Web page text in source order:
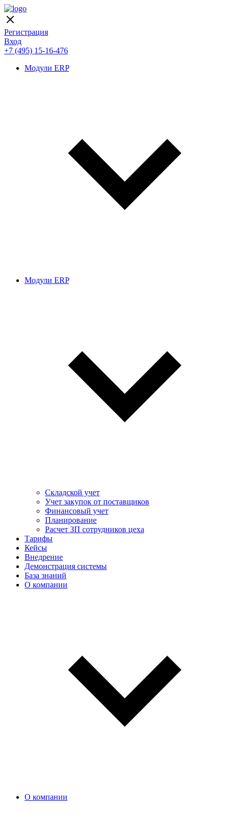
Регистрация
Вход
+7 (495) 15-16-476
Модули ERP
Модули ERP
Складской учет
Учет закупок от поставщиков
Финансовый учет
Планирование
Расчет ЗП сотрудников цеха
Тарифы
Кейсы
Внедрение
Демонстрация системы
База знаний
О компании
О компании